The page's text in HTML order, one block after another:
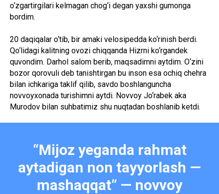
o‘zgartirgilari kelmagan chog‘i degan yaxshi gumonga
bordim.
20 daqiqalar o‘tib, bir amaki velosipedda ko‘rinish berdi.
Qo‘lidagi kalitning ovozi chiqqanda Hizrni ko‘rgandek
quvondim. Darhol salom berib, maqsadimni aytdim. O‘zini
bozor qorovuli deb tanishtirgan bu inson esa ochiq chehra
bilan ichkariga taklif qilib, savdo boshlanguncha
novvoyxonada turishimni aytdi. Novvoy Jo‘rabek aka
Murodov bilan suhbatimiz shu nuqtadan boshlanib ketdi.
“Mijoz yeganda rahmat
aytadigan non tayyorlash —
mashaqqat” — novvoy